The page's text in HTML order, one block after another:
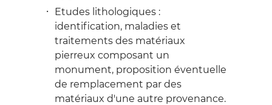
Etudes lithologiques :
identification, maladies et
traitements des matériaux
pierreux composant un
monument, proposition éventuelle
de remplacement par des
matériaux d'une autre provenance.